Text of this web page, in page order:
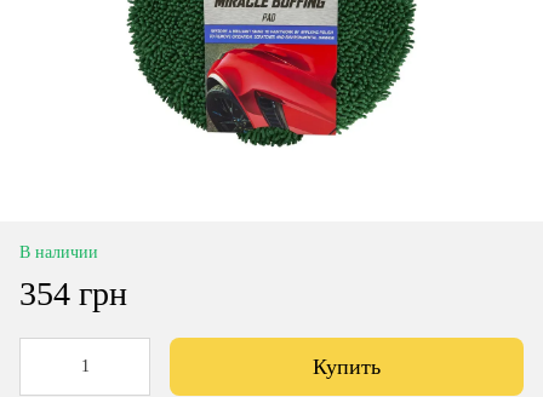
В наличии
354 грн
Купить